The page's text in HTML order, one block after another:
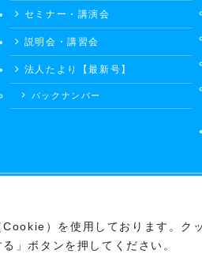
）を使用しております。ク
」ボタンを押してください。
セミナー・講演会
説明会・講習会
法人たより【最新号】
バックナンバー